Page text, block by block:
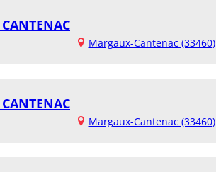
Margaux-Cantenac (33460)
Margaux-Cantenac (33460)